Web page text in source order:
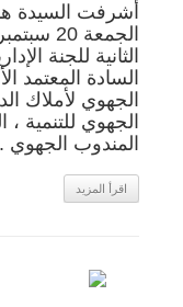
أشرفت السيدة
السادة المعتمد
الجهوي لأملاك
الجهوي للتنمية
المندوب الجهوي
اقرأ المزيد